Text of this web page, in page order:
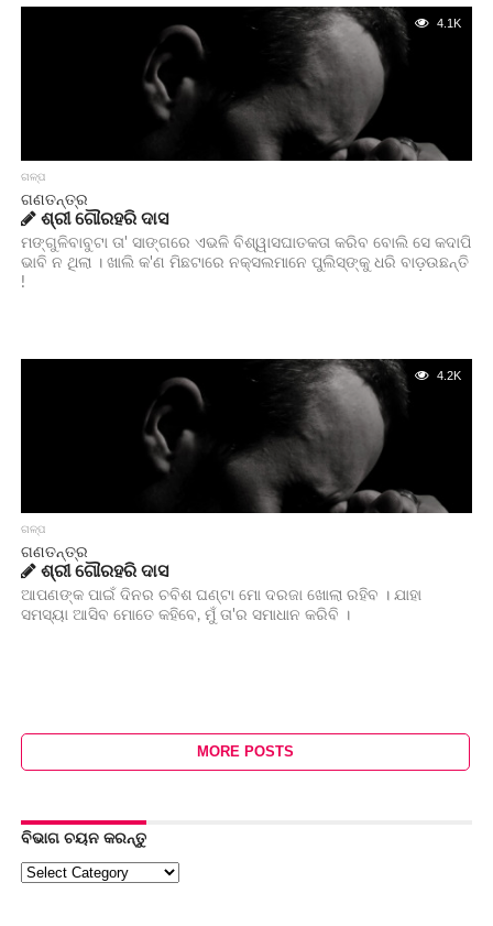
4.1K
ଗଳ୍ପ
ଗଣତନ୍ତ୍ର
ଶ୍ରୀ ଗୌରହରି ଦାସ
ମଙ୍ଗୁଳିବାବୁଟା ତା' ସାଙ୍ଗରେ ଏଭଳି ବିଶ୍ୱାସଘାତକତା କରିବ ବୋଲି ସେ କଦାପି
ଭାବି ନ ଥିଲା । ଖାଲି କ'ଣ ମିଛଟାରେ ନକ୍ସଲମାନେ ପୁଲିସ୍‌ଙ୍କୁ ଧରି ବାଡ଼ଉଛନ୍ତି
!
4.2K
ଗଳ୍ପ
ଗଣତନ୍ତ୍ର
ଶ୍ରୀ ଗୌରହରି ଦାସ
ଆପଣଙ୍କ ପାଇଁ ଦିନର ଚବିଶ ଘଣ୍ଟା ମୋ ଦରଜା ଖୋଲା ରହିବ । ଯାହା
ସମସ୍ୟା ଆସିବ ମୋତେ କହିବେ, ମୁଁ ତା'ର ସମାଧାନ କରିବି ।
MORE POSTS
ବିଭାଗ ଚୟନ କରନ୍ତୁ
ବିଭାଗ
ଚୟନ